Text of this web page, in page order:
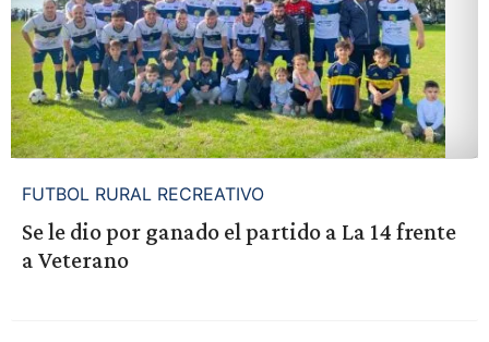
FUTBOL RURAL RECREATIVO
Se le dio por ganado el partido a La 14 frente
a Veterano